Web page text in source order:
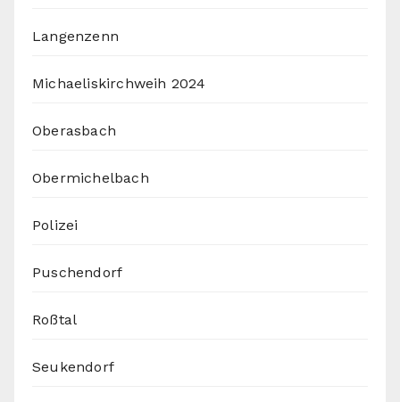
Langenzenn
Michaeliskirchweih 2024
Oberasbach
Obermichelbach
Polizei
Puschendorf
Roßtal
Seukendorf